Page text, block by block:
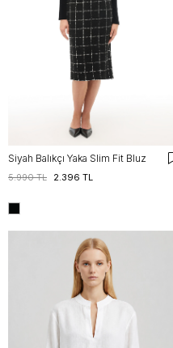
Siyah Balıkçı Yaka Slim Fit Bluz
2.396 TL
5.990 TL